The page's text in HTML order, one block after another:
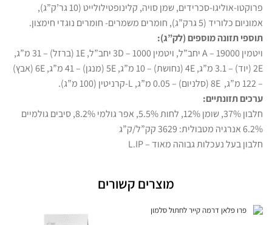
פרוקטו-אוליגו-סכרידים, שמן סויה, קלינופטילולייט (10 גר’ק”ג),
אמוניום כלוריד (5 גרק”ג), חומרים משמרים- חומרים נוגדי חימצון.
תוספי תזונה מוספים (לק”ג):
ויטמין A – 19000 יחב”ל, ויטמין 3D – 1000 יחב”ל, 1E (ברזל) – 31 מ”ג,
2E (יוד) – 3.1 מ”ג, 4E (נחושת) – 10 מ”ג, 5E (מנגן) – 41 מ”ג, 6E (אבץ)
– 122 מ”ג, 8E (סלניום) – 0.05 מ”ג, L-קרניטין (100 מ”ג).
ערכים תזונתיים:
חלבון 37%, שומן 12%, לחות 5.5%, אפר גולמי 8.2%, סיבים גולמיים
6.2% אנרגיה מטבולית: 3629 קק”ל/ק”ג
חלבון בעל נעכלות גבוהה מאוד – L.IP
מוצרים קשורים